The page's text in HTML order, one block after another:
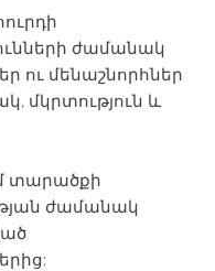
ժամանակ
ու մենաշնորհներ
մկրտություն և
տարածքի
ժամանակ